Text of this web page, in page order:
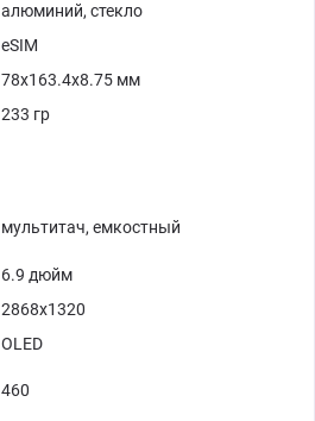
алюминий, стекло
eSIM
78x163.4x8.75 мм
233 гр
мультитач, емкостный
6.9 дюйм
2868x1320
OLED
460